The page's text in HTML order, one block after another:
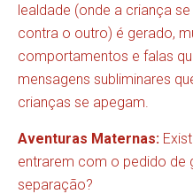
lealdade (onde a criança
contra o outro) é gerado,
comportamentos e falas
mensagens subliminares
crianças se apegam.
Aventuras Maternas:
entrarem com o pedido de
separação?